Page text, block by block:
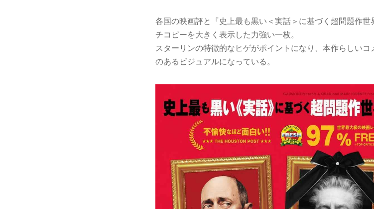
各国の映画評と『史上最も黒い＜実話＞に基づく超問題作
チコピーを大きく表示した力強い一枚。
スターリンの特徴的なヒゲがポイントになり、本作らしい
のあるビジュアルになっている。